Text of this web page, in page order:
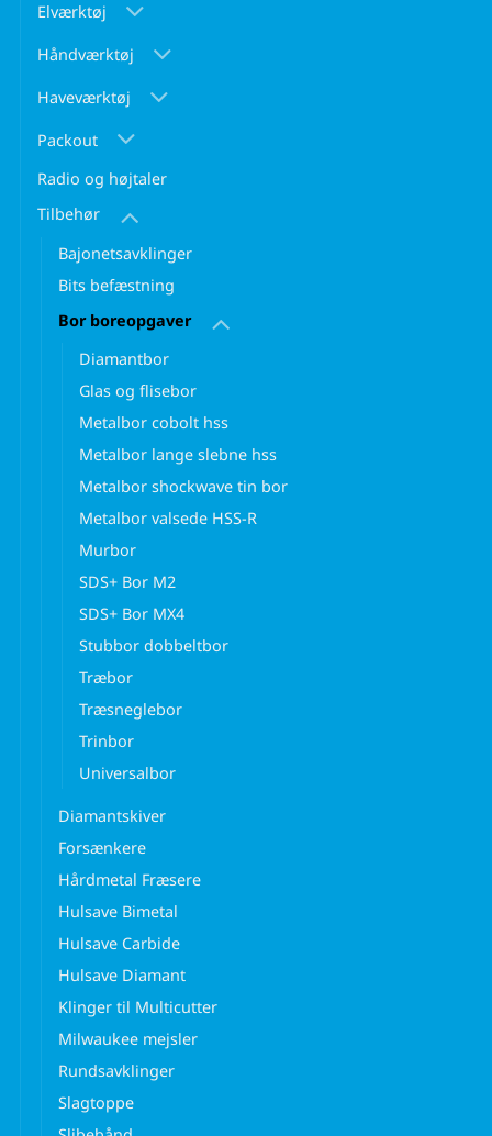
Elværktøj
Håndværktøj
Haveværktøj
Packout
Radio og højtaler
Tilbehør
Bajonetsavklinger
Bits befæstning
Bor boreopgaver
Diamantbor
Glas og flisebor
Metalbor cobolt hss
Metalbor lange slebne hss
Metalbor shockwave tin bor
Metalbor valsede HSS-R
Murbor
SDS+ Bor M2
SDS+ Bor MX4
Stubbor dobbeltbor
Træbor
Træsneglebor
Trinbor
Universalbor
Diamantskiver
Forsænkere
Hårdmetal Fræsere
Hulsave Bimetal
Hulsave Carbide
Hulsave Diamant
Klinger til Multicutter
Milwaukee mejsler
Rundsavklinger
Slagtoppe